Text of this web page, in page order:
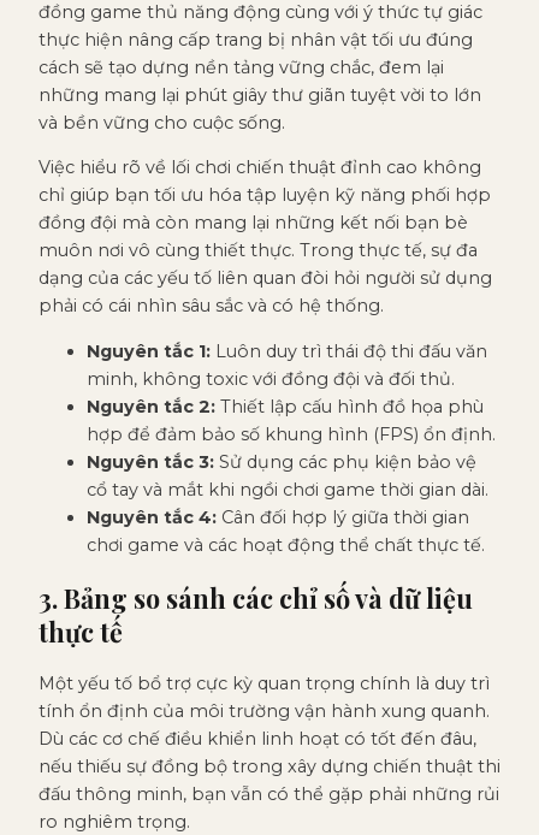
đồng game thủ năng động cùng với ý thức tự giác
thực hiện nâng cấp trang bị nhân vật tối ưu đúng
cách sẽ tạo dựng nền tảng vững chắc, đem lại
những mang lại phút giây thư giãn tuyệt vời to lớn
và bền vững cho cuộc sống.
Việc hiểu rõ về lối chơi chiến thuật đỉnh cao không
chỉ giúp bạn tối ưu hóa tập luyện kỹ năng phối hợp
đồng đội mà còn mang lại những kết nối bạn bè
muôn nơi vô cùng thiết thực. Trong thực tế, sự đa
dạng của các yếu tố liên quan đòi hỏi người sử dụng
phải có cái nhìn sâu sắc và có hệ thống.
Nguyên tắc 1: Luôn duy trì thái độ thi đấu văn
minh, không toxic với đồng đội và đối thủ.
Nguyên tắc 2: Thiết lập cấu hình đồ họa phù
hợp để đảm bảo số khung hình (FPS) ổn định.
Nguyên tắc 3: Sử dụng các phụ kiện bảo vệ
cổ tay và mắt khi ngồi chơi game thời gian dài.
Nguyên tắc 4: Cân đối hợp lý giữa thời gian
chơi game và các hoạt động thể chất thực tế.
3. Bảng so sánh các chỉ số và dữ liệu
thực tế
Một yếu tố bổ trợ cực kỳ quan trọng chính là duy trì
tính ổn định của môi trường vận hành xung quanh.
Dù các cơ chế điều khiển linh hoạt có tốt đến đâu,
nếu thiếu sự đồng bộ trong xây dựng chiến thuật thi
đấu thông minh, bạn vẫn có thể gặp phải những rủi
ro nghiêm trọng.